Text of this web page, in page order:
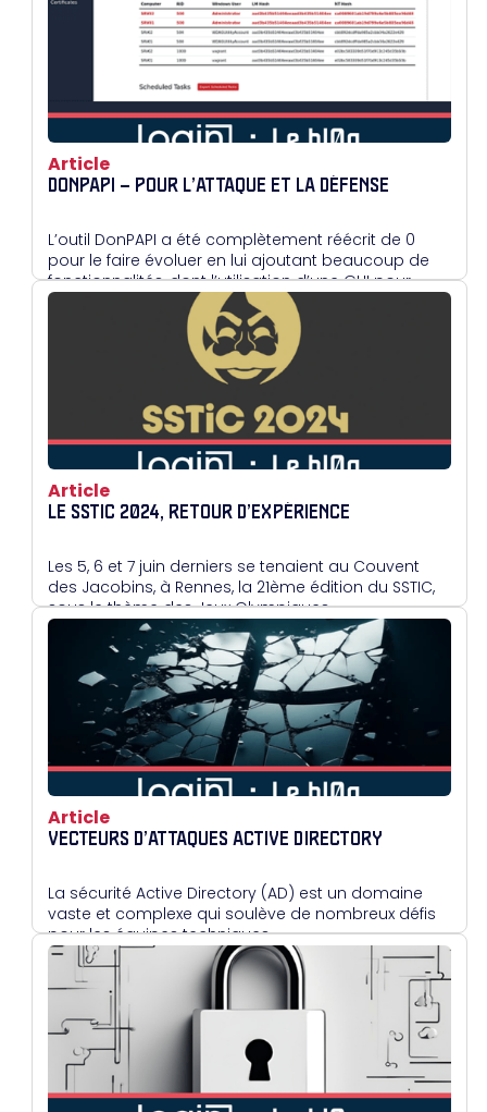
Article
DONPAPI – POUR L’ATTAQUE ET LA DÉFENSE
L’outil DonPAPI a été complètement réécrit de 0
pour le faire évoluer en lui ajoutant beaucoup de
fonctionnalités, dont l’utilisation d’une GUI pour
parcourir les résultats.
Article
LE SSTIC 2024, RETOUR D’EXPÉRIENCE
Les 5, 6 et 7 juin derniers se tenaient au Couvent
des Jacobins, à Rennes, la 21ème édition du SSTIC,
sous le thème des Jeux Olympiques.
Article
VECTEURS D’ATTAQUES ACTIVE DIRECTORY
La sécurité Active Directory (AD) est un domaine
vaste et complexe qui soulève de nombreux défis
pour les équipes techniques